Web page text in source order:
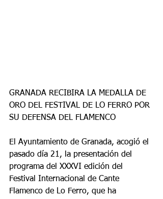
GRANADA RECIBIRA LA MEDALLA DE
ORO DEL FESTIVAL DE LO FERRO POR
SU DEFENSA DEL FLAMENCO
El Ayuntamiento de Granada, acogió el
pasado día 21, la presentación del
programa del XXXVI edición del
Festival Internacional de Cante
Flamenco de Lo Ferro, que ha